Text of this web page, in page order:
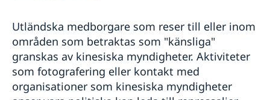
Utländska medborgare som reser till eller inom
områden som betraktas som "känsliga"
granskas av kinesiska myndigheter. Aktiviteter
som fotografering eller kontakt med
organisationer som kinesiska myndigheter